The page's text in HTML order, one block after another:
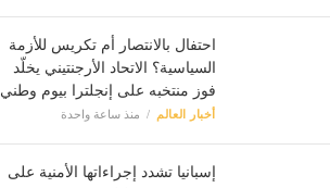
احتفال بالانتصار أم تكريس للأزمة
السياسية؟ الاتحاد الأرجنتيني يخلّد
فوز منتخبه على إنجلترا بيوم وطني
أخبار العالم منذ ساعة واحدة
إسبانيا تشدد إجراءاتها الأمنية على